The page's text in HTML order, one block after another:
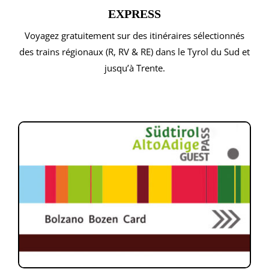
EXPRESS
Voyagez gratuitement sur des itinéraires sélectionnés
des trains régionaux (R, RV & RE) dans le Tyrol du Sud et
jusqu’à Trente.